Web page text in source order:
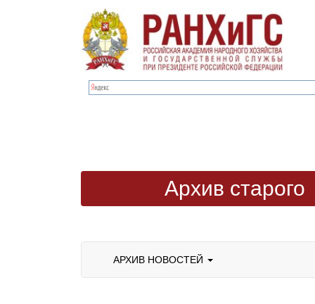
Архив старого
АРХИВ НОВОСТЕЙ